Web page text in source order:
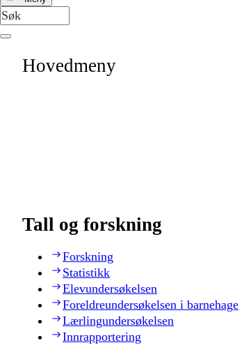
Hovedmeny
Tall og forskning
Forskning
Statistikk
Elevundersøkelsen
Foreldreundersøkelsen i barnehage
Lærlingundersøkelsen
Innrapportering